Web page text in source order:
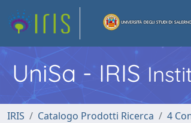
UniSa - IRIS
IRIS Catalogo Prodotti Ricerca 4